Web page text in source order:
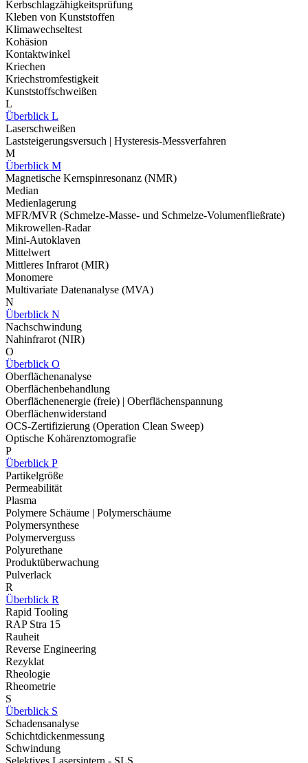
Kerbschlagzähigkeitsprüfung
Kleben von Kunststoffen
Klimawechseltest
Kohäsion
Kontaktwinkel
Kriechen
Kriechstromfestigkeit
Kunststoffschweißen
L
Überblick L
Laserschweißen
Laststeigerungsversuch | Hysteresis-Messverfahren
M
Überblick M
Magnetische Kernspinresonanz (NMR)
Median
Medienlagerung
MFR/MVR (Schmelze-Masse- und Schmelze-Volumenfließrate)
Mikrowellen-Radar
Mini-Autoklaven
Mittelwert
Mittleres Infrarot (MIR)
Monomere
Multivariate Datenanalyse (MVA)
N
Überblick N
Nachschwindung
Nahinfrarot (NIR)
O
Überblick O
Oberflächenanalyse
Oberflächenbehandlung
Oberflächenenergie (freie) | Oberflächenspannung
Oberflächenwiderstand
OCS-Zertifizierung (Operation Clean Sweep)
Optische Kohärenztomografie
P
Überblick P
Partikelgröße
Permeabilität
Plasma
Polymere Schäume | Polymerschäume
Polymersynthese
Polymerverguss
Polyurethane
Produktüberwachung
Pulverlack
R
Überblick R
Rapid Tooling
RAP Stra 15
Rauheit
Reverse Engineering
Rezyklat
Rheologie
Rheometrie
S
Überblick S
Schadensanalyse
Schichtdickenmessung
Schwindung
Selektives Lasersintern - SLS